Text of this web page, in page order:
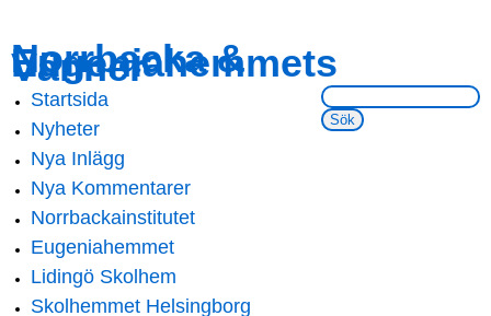
main
content
navigation
Norrbacka &
Eugeniahemmets
Vänner
Sök på webbsidan:
Main menu
Startsida
Nyheter
Nya Inlägg
Nya Kommentarer
Norrbackainstitutet
Eugeniahemmet
Lidingö Skolhem
Skolhemmet Helsingborg